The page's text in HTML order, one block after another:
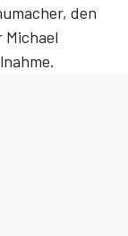
den
Michael